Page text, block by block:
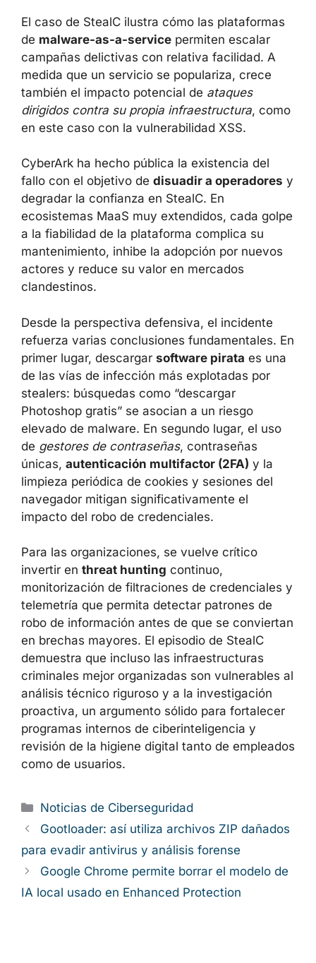
El caso de StealC ilustra cómo las plataformas
de malware-as-a-service permiten escalar
campañas delictivas con relativa facilidad. A
medida que un servicio se populariza, crece
también el impacto potencial de ataques
dirigidos contra su propia infraestructura, como
en este caso con la vulnerabilidad XSS.
CyberArk ha hecho pública la existencia del
fallo con el objetivo de disuadir a operadores y
degradar la confianza en StealC. En
ecosistemas MaaS muy extendidos, cada golpe
a la fiabilidad de la plataforma complica su
mantenimiento, inhibe la adopción por nuevos
actores y reduce su valor en mercados
clandestinos.
Desde la perspectiva defensiva, el incidente
refuerza varias conclusiones fundamentales. En
primer lugar, descargar software pirata es una
de las vías de infección más explotadas por
stealers: búsquedas como “descargar
Photoshop gratis” se asocian a un riesgo
elevado de malware. En segundo lugar, el uso
de gestores de contraseñas, contraseñas
únicas, autenticación multifactor (2FA) y la
limpieza periódica de cookies y sesiones del
navegador mitigan significativamente el
impacto del robo de credenciales.
Para las organizaciones, se vuelve crítico
invertir en threat hunting continuo,
monitorización de filtraciones de credenciales y
telemetría que permita detectar patrones de
robo de información antes de que se conviertan
en brechas mayores. El episodio de StealC
demuestra que incluso las infraestructuras
criminales mejor organizadas son vulnerables al
análisis técnico riguroso y a la investigación
proactiva, un argumento sólido para fortalecer
programas internos de ciberinteligencia y
revisión de la higiene digital tanto de empleados
como de usuarios.
Categorías
Noticias de Ciberseguridad
Gootloader: así utiliza archivos ZIP dañados
para evadir antivirus y análisis forense
Google Chrome permite borrar el modelo de
IA local usado en Enhanced Protection